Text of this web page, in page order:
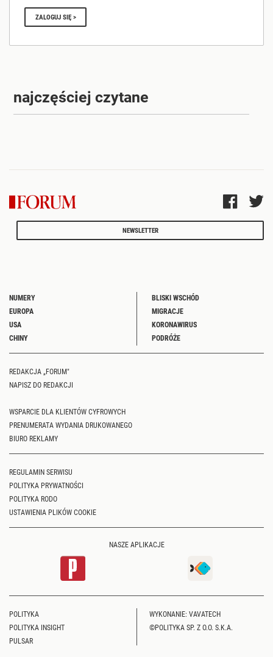
ZALOGUJ SIĘ >
najczęściej czytane
NEWSLETTER
NUMERY
EUROPA
USA
CHINY
BLISKI WSCHÓD
MIGRACJE
KORONAWIRUS
PODRÓŻE
REDAKCJA „FORUM"
NAPISZ DO REDAKCJI
WSPARCIE DLA KLIENTÓW CYFROWYCH
PRENUMERATA WYDANIA DRUKOWANEGO
BIURO REKLAMY
REGULAMIN SERWISU
POLITYKA PRYWATNOŚCI
POLITYKA RODO
USTAWIENIA PLIKÓW COOKIE
POLITYKA
POLITYKA INSIGHT
PULSAR
NASZE APLIKACJE
WYKONANIE: VAVATECH
©POLITYKA SP. Z O.O. S.K.A.